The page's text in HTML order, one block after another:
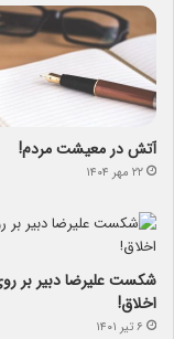
آتش در معیشت مردم!
۲۲ مهر ۱۴۰۴
شکست علیرضا دبیر بر
اخلاق!
۶ تیر ۱۴۰۱